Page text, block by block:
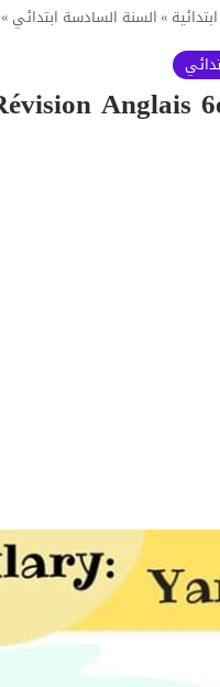
»السنة السادسة ابتدائي »
Anglais